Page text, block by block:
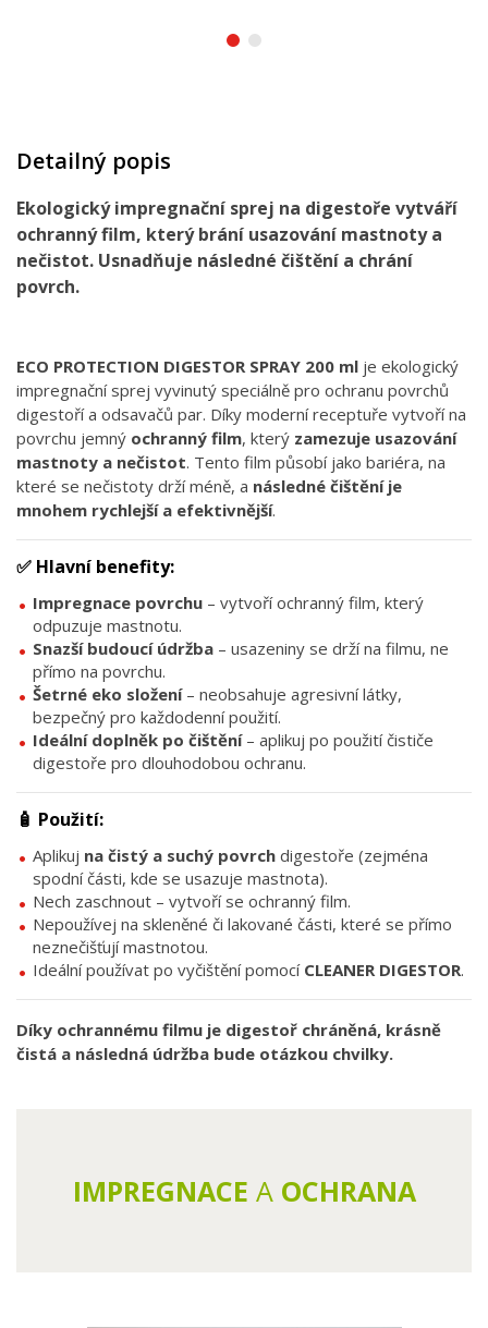
Detailný popis
Ekologický impregnační sprej na digestoře vytváří
ochranný film, který brání usazování mastnoty a
nečistot. Usnadňuje následné čištění a chrání
povrch.
ECO PROTECTION DIGESTOR SPRAY 200 ml je ekologický
impregnační sprej vyvinutý speciálně pro ochranu povrchů
digestoří a odsavačů par. Díky moderní receptuře vytvoří na
povrchu jemný ochranný film, který zamezuje usazování
mastnoty a nečistot. Tento film působí jako bariéra, na
které se nečistoty drží méně, a následné čištění je
mnohem rychlejší a efektivnější.
✅ Hlavní benefity:
Impregnace povrchu – vytvoří ochranný film, který
odpuzuje mastnotu.
Snazší budoucí údržba – usazeniny se drží na filmu, ne
přímo na povrchu.
Šetrné eko složení– neobsahuje agresivní látky,
bezpečný pro každodenní použití.
Ideální doplněk po čištění– aplikuj po použití čističe
digestoře pro dlouhodobou ochranu.
🧴 Použití:
Aplikuj na čistý a suchý povrch digestoře (zejména
spodní části, kde se usazuje mastnota).
Nech zaschnout – vytvoří se ochranný film.
Nepoužívej na skleněné či lakované části, které se přímo
neznečišťují mastnotou.
Ideální používat po vyčištění pomocí CLEANER DIGESTOR.
Díky ochrannému filmu je digestoř chráněná, krásně
čistá a následná údržba bude otázkou chvilky.
IMPREGNACE A OCHRANA